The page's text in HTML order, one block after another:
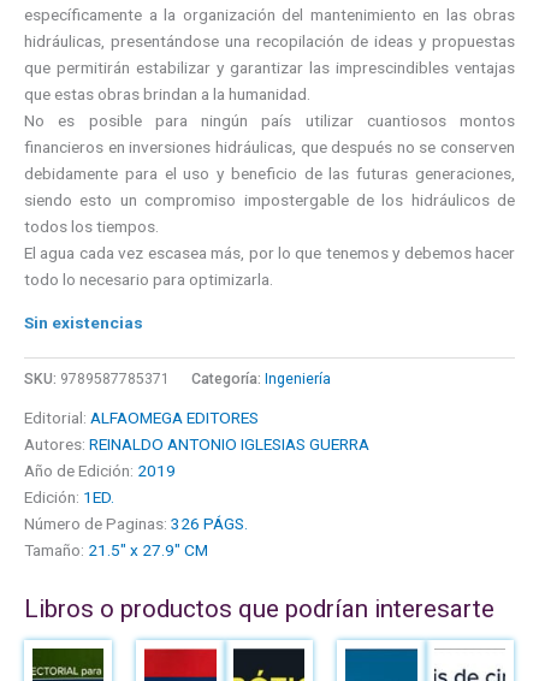
específicamente a la organización del mantenimiento en las obras
hidráulicas, presentándose una recopilación de ideas y propuestas
que permitirán estabilizar y garantizar las imprescindibles ventajas
que estas obras brindan a la humanidad.
No es posible para ningún país utilizar cuantiosos montos
financieros en inversiones hidráulicas, que después no se conserven
debidamente para el uso y beneficio de las futuras generaciones,
siendo esto un compromiso impostergable de los hidráulicos de
todos los tiempos.
El agua cada vez escasea más, por lo que tenemos y debemos hacer
todo lo necesario para optimizarla.
Sin existencias
SKU: 9789587785371 Categoría: Ingeniería
Editorial: ALFAOMEGA EDITORES
Autores: REINALDO ANTONIO IGLESIAS GUERRA
Año de Edición: 2019
Edición: 1ED.
Número de Paginas: 326 PÁGS.
Tamaño: 21.5" x 27.9" CM
Libros o productos que podrían interesarte